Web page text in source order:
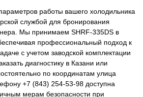
работы вашего холодильника
службой для бронирования
Мы принимаем SHRF-335DS в
профессиональный подход к
с учетом заводской комплектации
диагностику в Казани или
по координатам улица
+7 (843) 254-53-98 доступна
мерам безопасности при